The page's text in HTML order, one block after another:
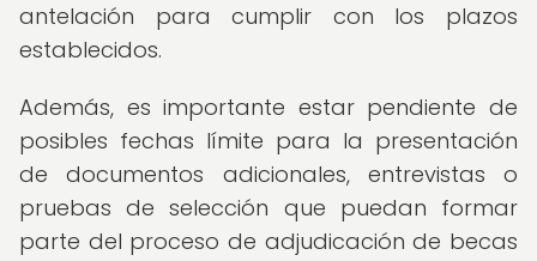
antelación para cumplir con los plazos
establecidos.
Además, es importante estar pendiente de
posibles fechas límite para la presentación
de documentos adicionales, entrevistas o
pruebas de selección que puedan formar
parte del proceso de adjudicación de becas